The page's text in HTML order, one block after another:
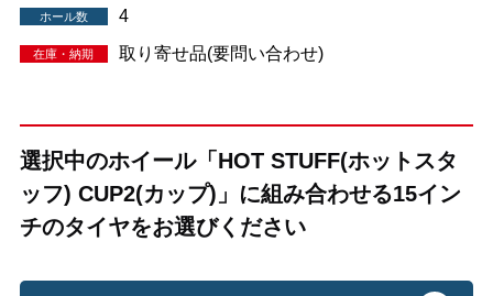
ホール数 4
在庫・納期 取り寄せ品(要問い合わせ)
選択中のホイール「HOT STUFF(ホットスタ
ッフ) CUP2(カップ)」に組み合わせる15イン
チのタイヤをお選びください